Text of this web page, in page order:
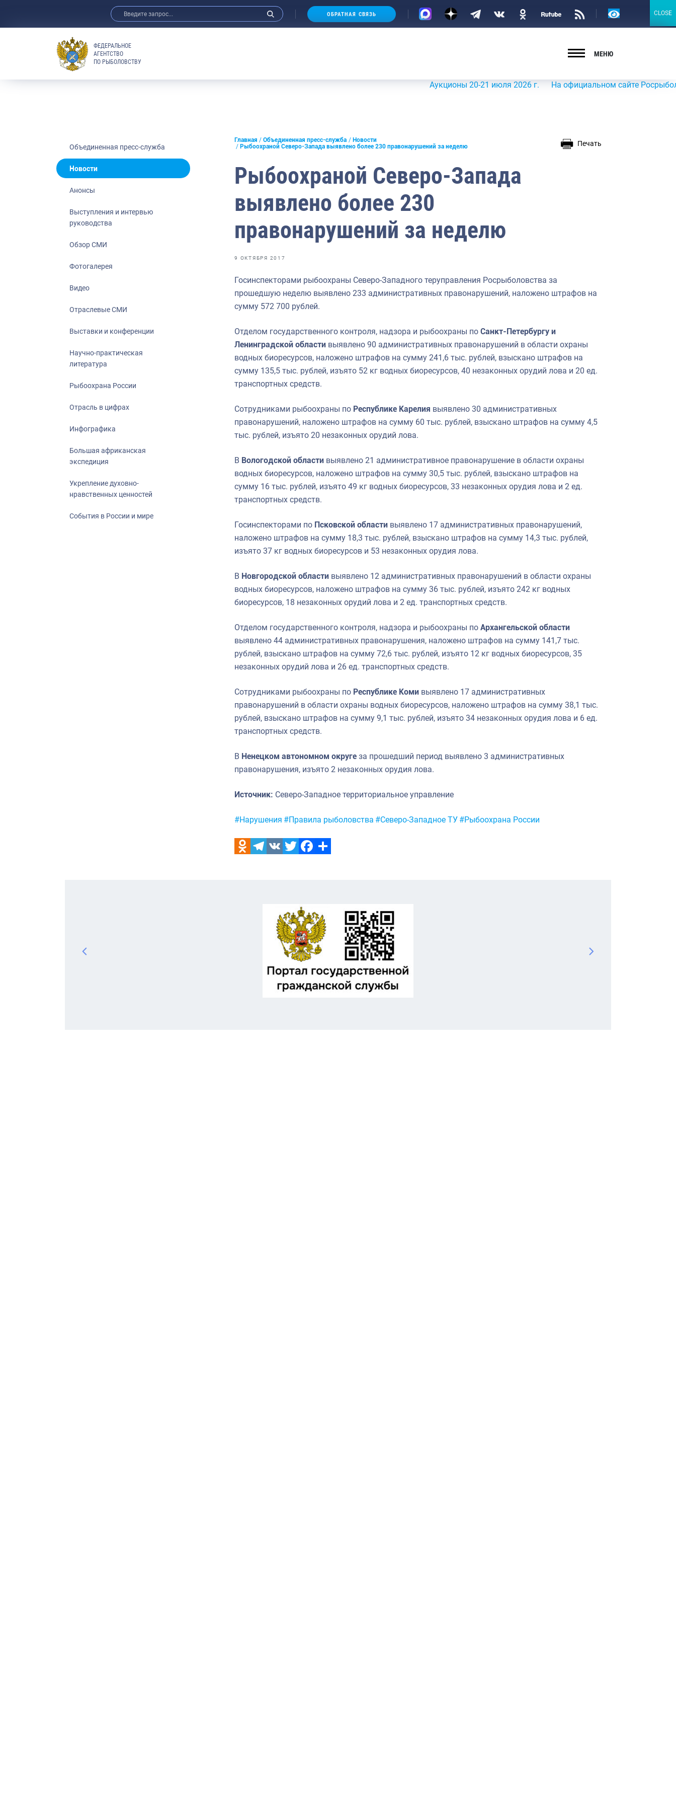
Анонсы
Отраслевые СМИ
Выставки и конференции
Рыбоохрана России
Отрасль в цифрах
Большая африканская экспедиция
ОБРАТНАЯ СВЯЗЬ
Версия
ФЕДЕРАЛЬНОЕ
АГЕНТСТВО
ПО РЫБОЛОВСТВУ
МЕНЮ
Аукционы 20-21 июля 2026 г. На официальном сайте
Объединенная пресс-служба
Новости
Анонсы
Выступления и интервью
руководства
Обзор СМИ
Фотогалерея
Видео
Отраслевые СМИ
Выставки и конференции
Научно-практическая
литература
Рыбоохрана России
Отрасль в цифрах
Инфографика
Большая африканская
экспедиция
Укрепление духовно-
нравственных ценностей
События в России и мире
Главная Объединенная пресс-служба
Новости
Рыбоохраной Северо-Запада выявлено более 230 правонарушений за неделю
Печать
Рыбоохраной Северо-Запада
выявлено более 230
правонарушений за неделю
9 ОКТЯБРЯ 2017
Госинспекторами рыбоохраны Северо-Западного теруправления Росрыболовства за
прошедшую неделю выявлено 233 административных правонарушений, наложено штрафов на
сумму 572 700 рублей.
Отделом государственного контроля, надзора и рыбоохраны по Санкт-Петербургу и
Ленинградской области выявлено 90 административных правонарушений в области охраны
водных биоресурсов, наложено штрафов на сумму 241,6 тыс. рублей, взыскано штрафов на
сумму 135,5 тыс. рублей, изъято 52 кг водных биоресурсов, 40 незаконных орудий лова и 20 ед.
транспортных средств.
Сотрудниками рыбоохраны по Республике Карелия выявлено 30 административных
правонарушений, наложено штрафов на сумму 60 тыс. рублей, взыскано штрафов на сумму 4,5
тыс. рублей, изъято 20 незаконных орудий лова.
В Вологодской области выявлено 21 административное правонарушение в области охраны
водных биоресурсов, наложено штрафов на сумму 30,5 тыс. рублей, взыскано штрафов на
сумму 16 тыс. рублей, изъято 49 кг водных биоресурсов, 33 незаконных орудия лова и 2 ед.
транспортных средств.
Госинспекторами по Псковской области выявлено 17 административных правонарушений,
наложено штрафов на сумму 18,3 тыс. рублей, взыскано штрафов на сумму 14,3 тыс. рублей,
изъято 37 кг водных биоресурсов и 53 незаконных орудия лова.
В Новгородской области выявлено 12 административных правонарушений в области охраны
водных биоресурсов, наложено штрафов на сумму 36 тыс. рублей, изъято 242 кг водных
биоресурсов, 18 незаконных орудий лова и 2 ед. транспортных средств.
Отделом государственного контроля, надзора и рыбоохраны по Архангельской области
выявлено 44 административных правонарушения, наложено штрафов на сумму 141,7 тыс.
рублей, взыскано штрафов на сумму 72,6 тыс. рублей, изъято 12 кг водных биоресурсов, 35
незаконных орудий лова и 26 ед. транспортных средств.
Сотрудниками рыбоохраны по Республике Коми выявлено 17 административных
правонарушений в области охраны водных биоресурсов, наложено штрафов на сумму 38,1 тыс.
рублей, взыскано штрафов на сумму 9,1 тыс. рублей, изъято 34 незаконных орудия лова и 6 ед.
транспортных средств.
В Ненецком автономном округе за прошедший период выявлено 3 административных
правонарушения, изъято 2 незаконных орудия лова.
Источник: Северо-Западное территориальное управление
Метки:
#Нарушения #Правила рыболовства #Северо-Западное ТУ #Рыбоохрана России
CLOSE
CLOSE